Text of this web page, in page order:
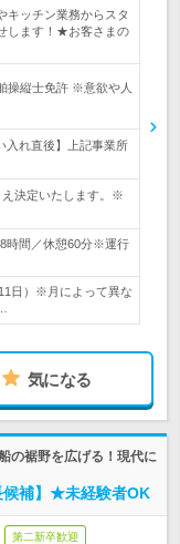
キッチン業務からスタ
します！★お客さまの
操縦士免許 ※意欲や人
入れ直後】上記事業所
決定いたします。※
8時間／休憩60分※運行
日）※月によって異な
気になる
の裾野を広げる！現代に
候補】★未経験者OK
第二新卒歓迎